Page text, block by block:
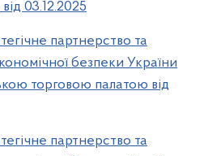
03.12.2025
партнерство та
безпеки України
торговою палатою від
партнерство та